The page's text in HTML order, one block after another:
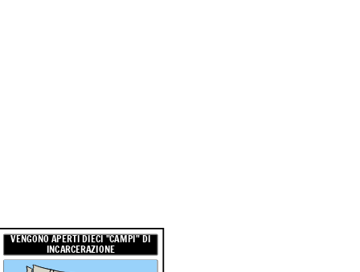
VENGONO APERTI DIECI "CAMPI" DI
INCARCERAZIONE